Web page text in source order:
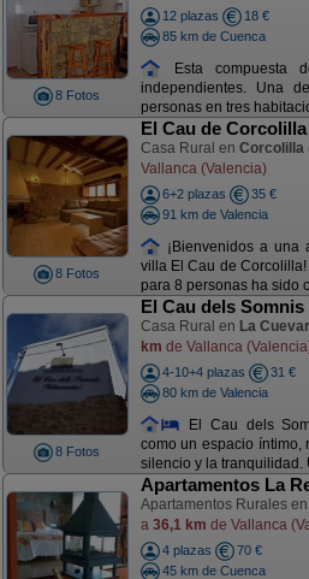
8 Fotos
12 plazas
18 €
85 km de Cuenca
Esta compuesta
independientes. Una
personas en tres
8 Fotos
El Cau de Corcolilla
Casa Rural en Corcolilla
Vallanca (Valencia)
6+2 plazas
35 €
91 km de Valencia
¡Bienvenidos a una
villa El Cau de
para 8 personas ha sido
8 Fotos
El Cau dels
Casa Rural en La
km de Vallanca
4-10+4 plazas
31 €
80 km de Valencia
El Cau dels
como un espacio íntimo,
silencio y la tranquilidad.
Apartamentos La
Apartamentos Rurales en
a 36,1 km de Vallanca
4 plazas
70 €
45 km de Cuenca